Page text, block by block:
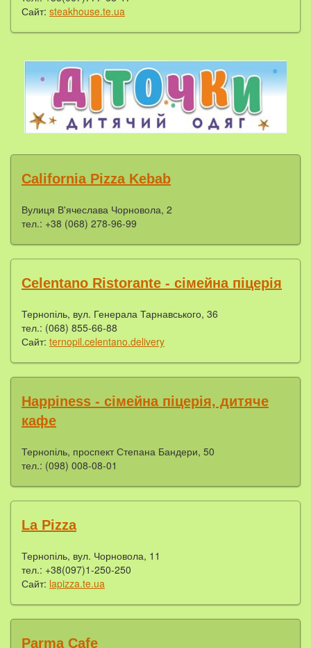
Сайт: steakhouse.te.ua
California Pizza Kebab
Вулиця В'ячеслава Чорновола, 2
тел.: +38 (068) 278-96-99
Celentano Ristorante - сімейна піцерія
Тернопіль, вул. Генерала Тарнавського, 36
тел.: (068) 855-66-88
Сайт: ternopil.celentano.delivery
Happiness - cімейна піцерія, дитяче
кафе
Тернопіль, проспект Степана Бандери, 50
тел.: (098) 008-08-01
La Pizza
Тернопіль, вул. Чорновола, 11
тел.: +38(097)1-250-250
Сайт: lapizza.te.ua
Parma Cafe